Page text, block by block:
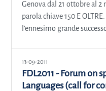
Genova dal 21 ottobre al 2
parola chiave 150 E
l’ennesimo grande
13-09-2011
FDL2011 - Forum on
Languages (call for